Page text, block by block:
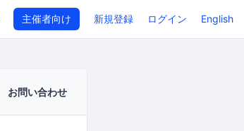
主催者向け 新規登録 ログイン English
お問い合わせ